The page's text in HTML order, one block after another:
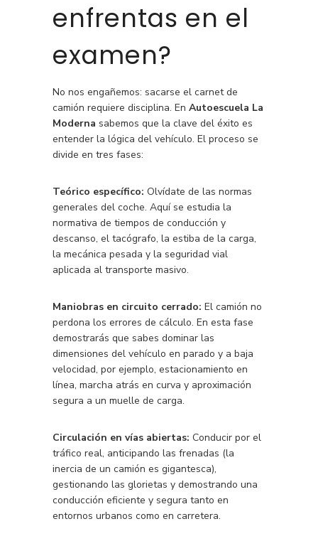
enfrentas en el
examen?
No nos engañemos: sacarse el carnet de
camión requiere disciplina. En Autoescuela La
Moderna sabemos que la clave del éxito es
entender la lógica del vehículo. El proceso se
divide en tres fases:
Teórico específico: Olvídate de las normas
generales del coche. Aquí se estudia la
normativa de tiempos de conducción y
descanso, el tacógrafo, la estiba de la carga,
la mecánica pesada y la seguridad vial
aplicada al transporte masivo.
Maniobras en circuito cerrado: El camión no
perdona los errores de cálculo. En esta fase
demostrarás que sabes dominar las
dimensiones del vehículo en parado y a baja
velocidad, por ejemplo, estacionamiento en
línea, marcha atrás en curva y aproximación
segura a un muelle de carga.
Circulación en vías abiertas: Conducir por el
tráfico real, anticipando las frenadas (la
inercia de un camión es gigantesca),
gestionando las glorietas y demostrando una
conducción eficiente y segura tanto en
entornos urbanos como en carretera.